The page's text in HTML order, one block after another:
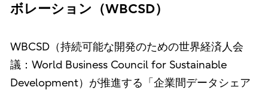
ボレーション（WBCSD）
WBCSD（持続可能な開発のための世界経済人会
議：World Business Council for Sustainable
Development）が推進する「企業間データシェア